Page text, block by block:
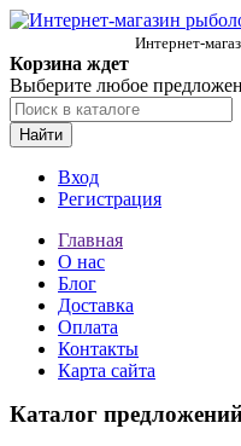
Интернет-
Корзина ждет
Выберите любое
Найти
Вход
Регистрация
Главная
О нас
Блог
Доставка
Оплата
Контакты
Карта сайта
Каталог